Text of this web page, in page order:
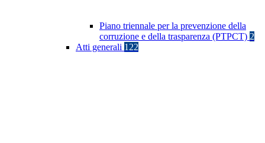
Piano triennale per la prevenzione della
corruzione e della trasparenza (PTPCT) 2
Atti generali 122